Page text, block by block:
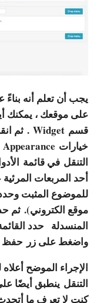
يجب أن تعلم أنه
على موقعك ، يمكنك
قسم Widget . ثم
خيارات Appearance
التنقل في قائمة
أحد المربعات
للموضوع المثبت
موقع الكتروني). ثم
المنسدلة حدد
واضغط على زر حفظ
الإجراء الموضح
التنقل ينطبق أيضًا
كنت لا تعرف ما